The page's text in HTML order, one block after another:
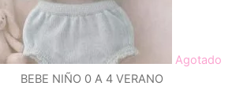
Agotado
BEBE NIÑO 0 A 4 VERANO